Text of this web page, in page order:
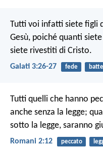
Tutti voi infatti siete figli
Gesù, poiché quanti
siete rivestiti di Cristo.
Galati 3:26-27 fede
Tutti quelli che hanno
anche senza la legge;
sotto la legge, saranno
Romani 2:12 peccato